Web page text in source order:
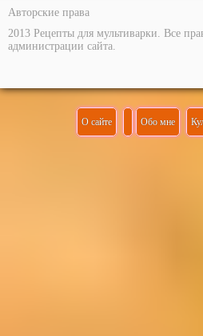
Авторские права
2013 Рецепты для мультиварки. Все
администрации сайта.
О сайте Обо мне